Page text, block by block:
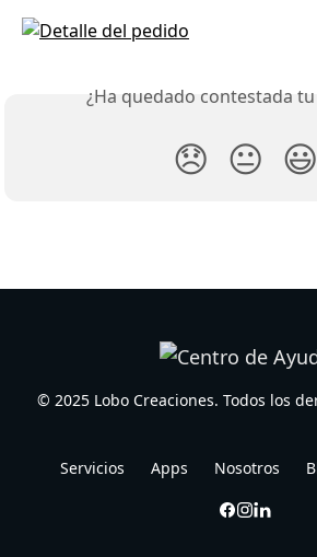
¿Ha quedado contestada
😞 😐 😃
© 2025 Lobo Creaciones. Todos los
Servicios Apps Nosotros